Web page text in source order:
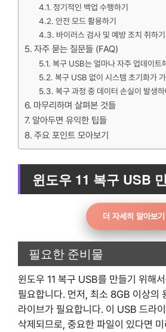
정기적인 백업 수행하기
안전 모드 활용하기
바이러스 검사 및 예방 조치 취하기
자주 묻는 질문들 (FAQ)
복구 USB는 얼마나 자주 업데이트
복구 USB 없이 시스템 초기화가
복구 과정 중 데이터 손실이 발생
마무리하며 살펴본 것들
알아두면 유익한 팁들
주요 포인트 모아보기
윈도우 11 복구 USB
더 자세히 알아보기
필요한 준비물
윈도우 11 복구 USB를 만들기 위해
필요합니다. 먼저, 최소 8GB 이상의
라이브가 필요합니다. 이 USB 드라
삭제되므로, 중요한 파일이 있다면